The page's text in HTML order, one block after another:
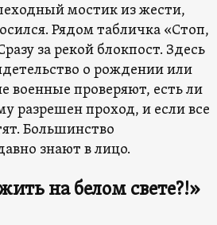
мостик из жести,
Рядом табличка «Стоп,
за рекой блокпост. Здесь
о рождении или
военные проверяют, есть ли
разрешен проход, и если все
Большинство
знают в лицо.
на белом свете?!»